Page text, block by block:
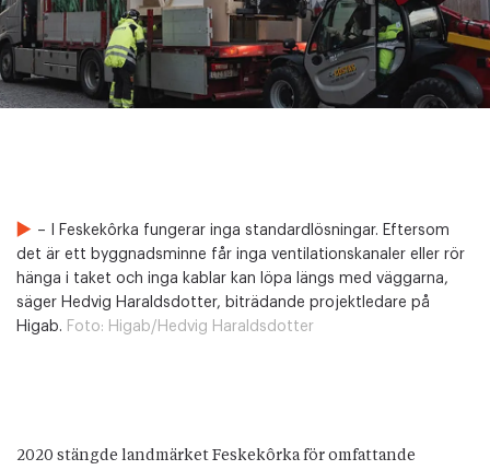
– I Feskekôrka fungerar inga standardlösningar. Eftersom
det är ett byggnadsminne får inga ventilationskanaler eller rör
hänga i taket och inga kablar kan löpa längs med väggarna,
säger Hedvig Haraldsdotter, biträdande projektledare på
Higab. Foto: Higab/Hedvig Haraldsdotter
2020 stängde landmärket Feskekôrka för omfattande